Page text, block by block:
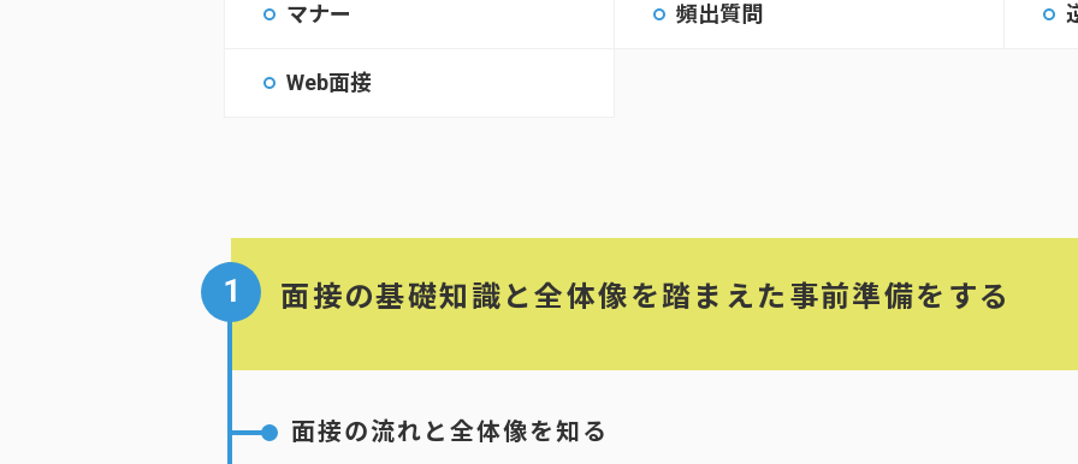
マナー 頻出質問
Web面接
1 面接の基礎知識と全体像を踏まえた事前準備をする
面接の流れと全体像を知る